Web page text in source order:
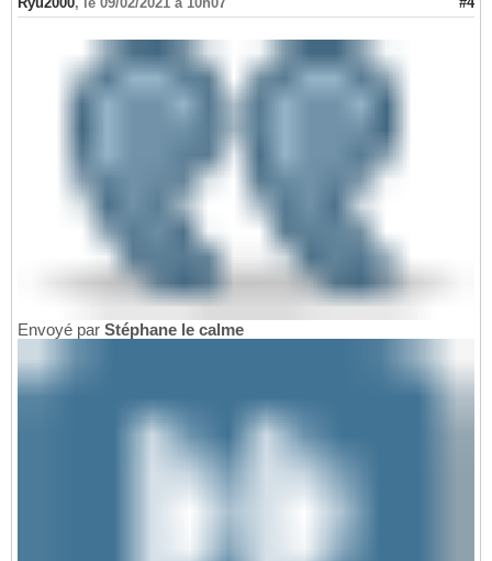
Envoyé par Stéphane le calme